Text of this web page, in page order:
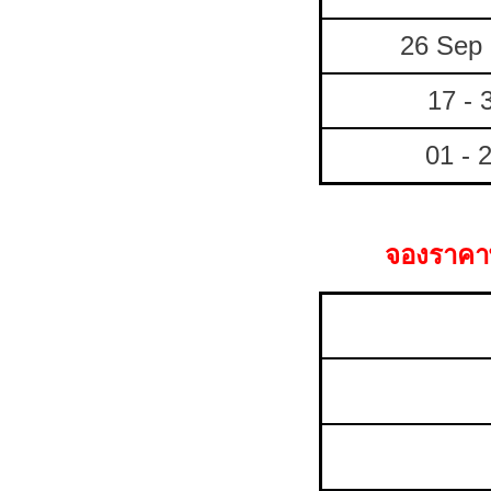
26 Sep
17 -
01 -
จองราค